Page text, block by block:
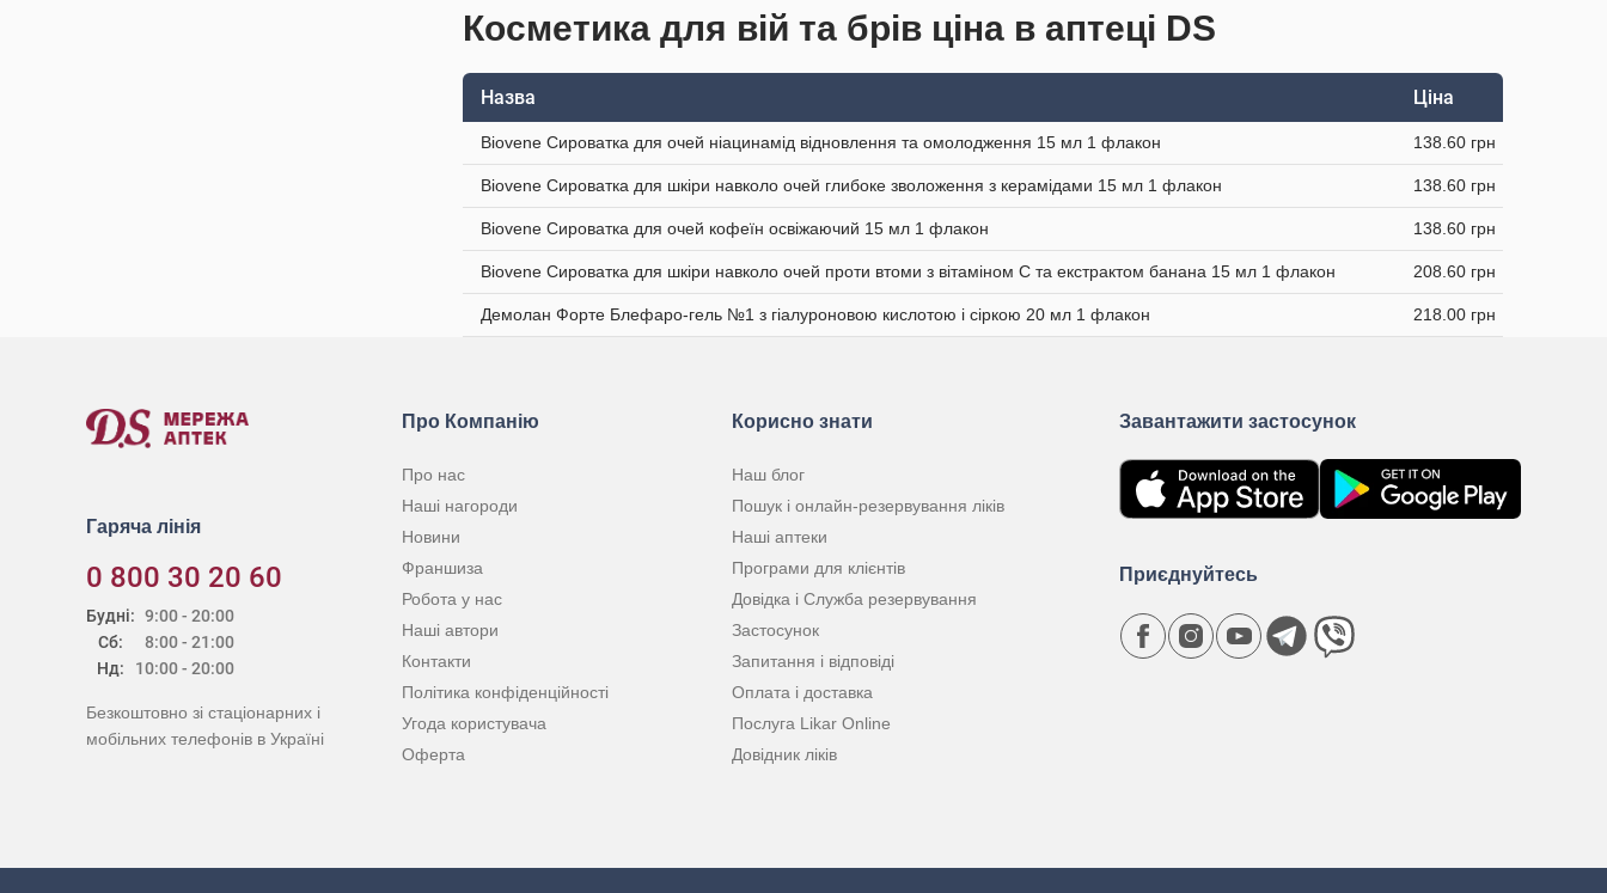
Косметика для вій та брів ціна в аптеці DS
Назва Ціна
Biovene Сироватка для очей ніацинамід відновлення та омолодження 15 мл 1 флакон 138.60 грн
Biovene Сироватка для шкіри навколо очей глибоке зволоження з керамідами 15 мл 1 флакон 138.60 грн
Biovene Сироватка для очей кофеїн освіжаючий 15 мл 1 флакон 138.60 грн
Biovene Сироватка для шкіри навколо очей проти втоми з вітаміном С та екстрактом банана 15 мл 1 флакон 208.60 грн
Демолан Форте Блефаро-гель №1 з гіалуроновою кислотою і сіркою 20 мл 1 флакон 218.00 грн
Гаряча лінія
0 800 30 20 60
Будні:
Сб:
Нд:
9:00 - 20:00
8:00 - 21:00
10:00 - 20:00
Безкоштовно зі стаціонарних і
мобільних телефонів в Україні
Про Компанію
Про нас
Наші нагороди
Новини
Франшиза
Робота у нас
Наші автори
Контакти
Політика конфіденційності
Угода користувача
Оферта
Корисно знати
Наш блог
Пошук і онлайн-резервування ліків
Наші аптеки
Програми для клієнтів
Довідка і Служба резервування
Застосунок
Запитання і відповіді
Оплата і доставка
Послуга Likar Online
Довідник ліків
Завантажити застосунок
Приєднуйтесь